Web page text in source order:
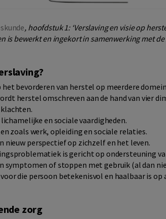
, hoofdstuk 1: ‘Verslaving en visie op
is bewerkt en ingekort in samenwerking met
bevorderen van herstel op meerdere
herstel omschreven aan de hand van vier
en sociale vaardigheden.
zoals werk, opleiding en sociale relaties.
nieuw perspectief op zichzelf en het leven.
is gericht op ondersteuning
symptomen of stoppen met gebruik (al dan
die persoon betekenisvol en haalbaar is op
zorg